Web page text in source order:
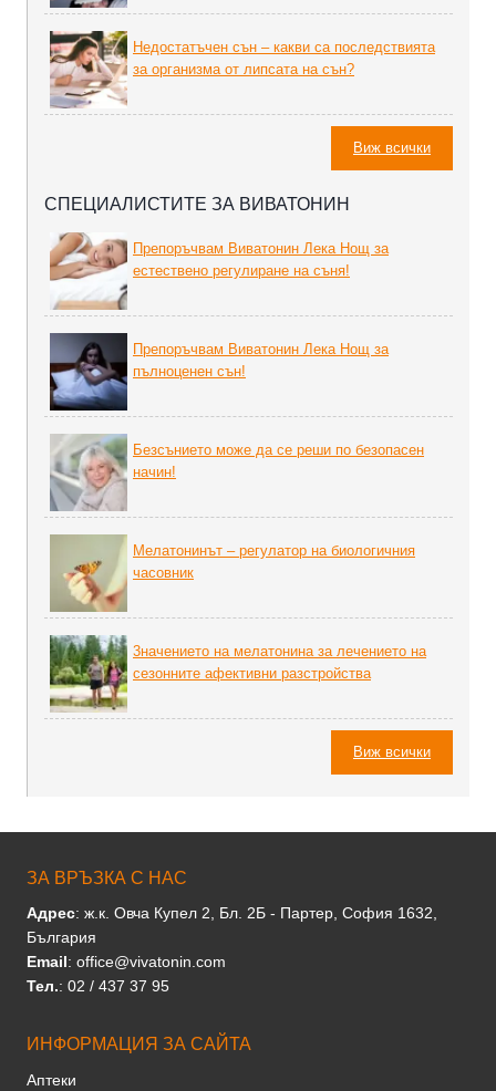
Недостатъчен сън – какви са последствията
за организма от липсата на сън?
Виж всички
СПЕЦИАЛИСТИТЕ ЗА ВИВАТОНИН
Препоръчвам Виватонин Лека Нощ за
естествено регулиране на съня!
Препоръчвам Виватонин Лека Нощ за
пълноценен сън!
Безсънието може да се реши по безопасен
начин!
Мелатонинът – регулатор на биoлoгичния
часовник
3начението на мелатонина за лечението на
сезонните афективни разстройства
Виж всички
ЗА ВРЪЗКА С НАС
Адрес: ж.к. Овча Купел 2, Бл. 2Б - Партер, София 1632,
България
Email: office@vivatonin.com
Тел.: 02 / 437 37 95
ИНФОРМАЦИЯ ЗА САЙТА
Аптеки